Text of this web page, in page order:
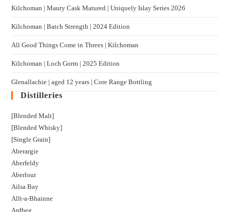
Kilchoman | Maury Cask Matured | Uniquely Islay Series 2026
Kilchoman | Batch Strength | 2024 Edition
All Good Things Come in Threes | Kilchoman
Kilchoman | Loch Gorm​ | 2025 Edition
Glenallachie | aged 12 years | Core Range Bottling
Distilleries
[Blended Malt]
[Blended Whisky]
[Single Grain]
Aberargie
Aberfeldy
Aberlour
Ailsa Bay
Allt-a-Bhainne
Ardbeg